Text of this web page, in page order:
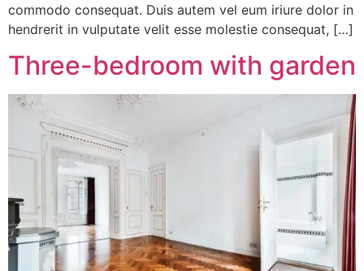
commodo consequat. Duis autem vel eum iriure dolor in
hendrerit in vulputate velit esse molestie consequat, […]
Three-bedroom with garden